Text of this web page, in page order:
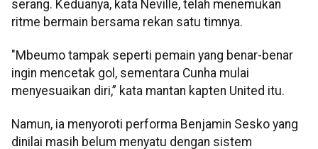
serang. Keduanya, kata Neville, telah menemukan
ritme bermain bersama rekan satu timnya.
"Mbeumo tampak seperti pemain yang benar-benar
ingin mencetak gol, sementara Cunha mulai
menyesuaikan diri,” kata mantan kapten United itu.
Namun, ia menyoroti performa Benjamin Sesko yang
dinilai masih belum menyatu dengan sistem